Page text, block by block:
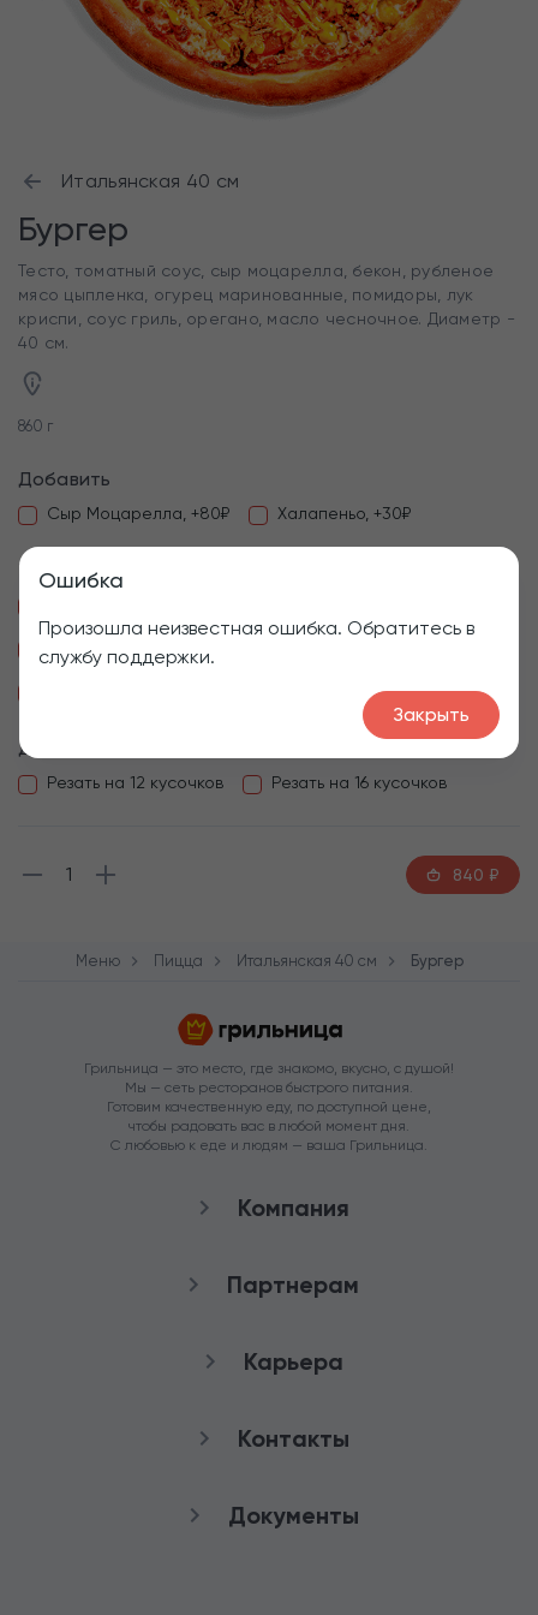
Ошибка
Произошла неизвестная ошибка. Обратитесь в
службу поддержки.
Закрыть
Итальянская 40 см
Бургер
Тесто, томатный соус, сыр моцарелла, бекон, рубленое
мясо цыпленка, огурец маринованные, помидоры, лук
криспи, соус гриль, орегано, масло чесночное. Диаметр -
40 см.
860 г
Добавить
Сыр Моцарелла, +80₽ Халапеньо, +30₽
Убрать
Маринованный огурец
Чесночное масло
Дополнительно
Резать на 12 кусочков Резать на 16 кусочков
1 840 ₽
Меню Пицца Итальянская 40 см Бургер
Грильница — это место, где знакомо, вкусно, с душой!
Мы — сеть ресторанов быстрого питания.
Готовим качественную еду, по доступной цене,
чтобы радовать вас в любой момент дня.
С любовью к еде и людям — ваша Грильница.
Компания
Рестораны
Партнерам
Аренда
Карьера
качества
Контакты
8 (800) 100-82-90
Документы